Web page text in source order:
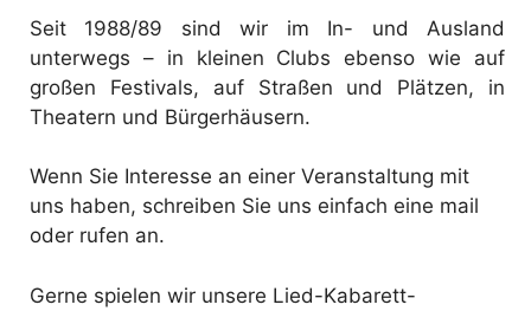
Seit 1988/89 sind wir im In- und Ausland
unterwegs – in kleinen Clubs ebenso wie auf
großen Festivals, auf Straßen und Plätzen, in
Theatern und Bürgerhäusern.
Wenn Sie Interesse an einer Veranstaltung mit
uns haben, schreiben Sie uns einfach eine mail
oder rufen an.
Gerne spielen wir unsere Lied-Kabarett-